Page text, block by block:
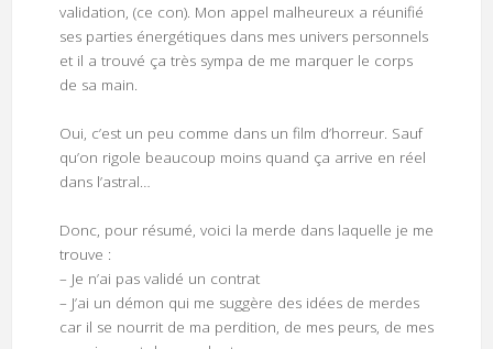
validation, (ce con). Mon appel malheureux a réunifié
ses parties énergétiques dans mes univers personnels
et il a trouvé ça très sympa de me marquer le corps
de sa main.
Oui, c’est un peu comme dans un film d’horreur. Sauf
qu’on rigole beaucoup moins quand ça arrive en réel
dans l’astral…
Donc, pour résumé, voici la merde dans laquelle je me
trouve :
– Je n’ai pas validé un contrat
– J’ai un démon qui me suggère des idées de merdes
car il se nourrit de ma perdition, de mes peurs, de mes